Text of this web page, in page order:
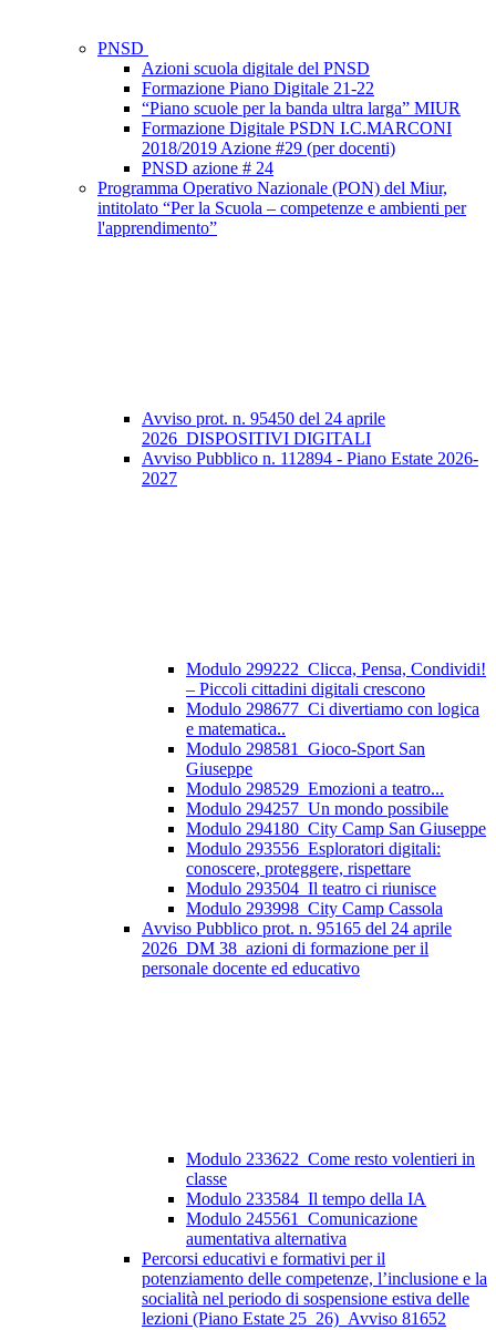
PNSD
Azioni scuola digitale del PNSD
Formazione Piano Digitale 21-22
“Piano scuole per la banda ultra larga” MIUR
Formazione Digitale PSDN I.C.MARCONI
2018/2019 Azione #29 (per docenti)
PNSD azione # 24
Programma Operativo Nazionale (PON) del Miur,
intitolato “Per la Scuola – competenze e ambienti per
l'apprendimento”
Avviso prot. n. 95450 del 24 aprile
2026_DISPOSITIVI DIGITALI
Avviso Pubblico n. 112894 - Piano Estate 2026-
2027
Modulo 299222_Clicca, Pensa, Condividi!
– Piccoli cittadini digitali crescono
Modulo 298677_Ci divertiamo con logica
e matematica..
Modulo 298581_Gioco-Sport San
Giuseppe
Modulo 298529_Emozioni a teatro...
Modulo 294257_Un mondo possibile
Modulo 294180_City Camp San Giuseppe
Modulo 293556_Esploratori digitali:
conoscere, proteggere, rispettare
Modulo 293504_Il teatro ci riunisce
Modulo 293998_City Camp Cassola
Avviso Pubblico prot. n. 95165 del 24 aprile
2026_DM 38_azioni di formazione per il
personale docente ed educativo
Modulo 233622_Come resto volentieri in
classe
Modulo 233584_Il tempo della IA
Modulo 245561_Comunicazione
aumentativa alternativa
Percorsi educativi e formativi per il
potenziamento delle competenze, l’inclusione e la
socialità nel periodo di sospensione estiva delle
lezioni (Piano Estate 25_26)_Avviso 81652